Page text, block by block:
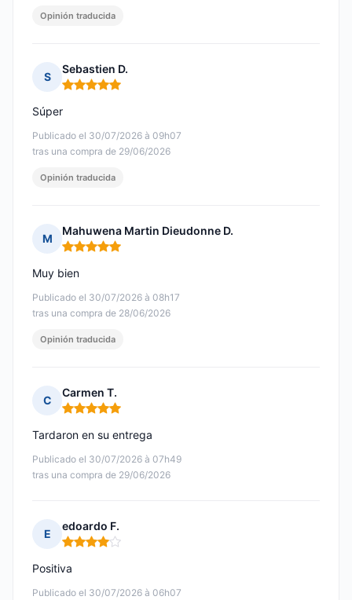
Opinión traducida
S
Sebastien D.
Nota: 5 de 5
Publicado el 30/07/2026 à 09h07
tras una compra de 29/06/2026
Súper
Opinión traducida
M
Mahuwena Martin Dieudonne D.
Nota: 5 de 5
Publicado el 30/07/2026 à 08h17
tras una compra de 28/06/2026
Muy bien
Opinión traducida
C
Carmen T.
Nota: 5 de 5
Publicado el 30/07/2026 à 07h49
tras una compra de 29/06/2026
Tardaron en su entrega
E
edoardo F.
Nota: 4 de 5
Publicado el 30/07/2026 à 06h07
Positiva